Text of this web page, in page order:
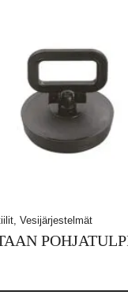
Vesijärjestelmät